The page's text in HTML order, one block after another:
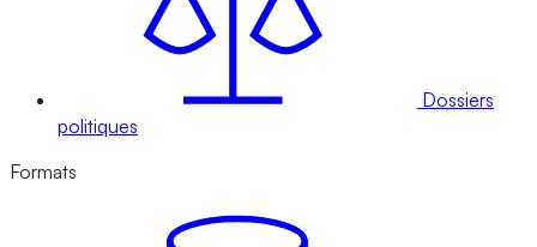
Dossiers
politiques
Formats